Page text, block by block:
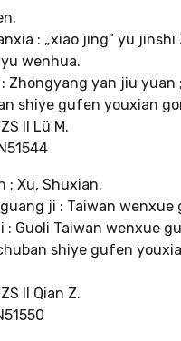
: „xiao jing” yu
wenhua.
: Zhongyang yan jiu yuan
shiye gufen youxian
II Lü M.
; Xu, Shuxian.
ji : Taiwan wenxue
: Guoli Taiwan wenxue
shiye gufen
II Qian Z.